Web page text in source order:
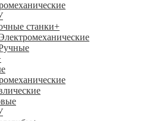
станки+